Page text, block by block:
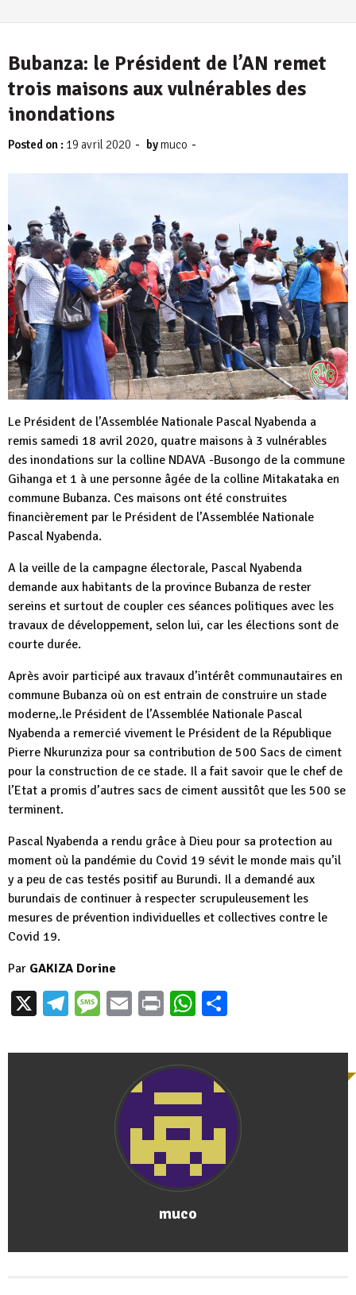
Bubanza: le Président de l’AN remet
trois maisons aux vulnérables des
inondations
Posted on : 19 avril 2020 - bymuco -
Le Président de l’Assemblée Nationale Pascal Nyabenda a
remis samedi 18 avril 2020, quatre maisons à 3 vulnérables
des inondations sur la colline NDAVA -Busongo de la commune
Gihanga et 1 à une personne âgée de la colline Mitakataka en
commune Bubanza. Ces maisons ont été construites
financièrement par le Président de l’Assemblée Nationale
Pascal Nyabenda.
A la veille de la campagne électorale, Pascal Nyabenda
demande aux habitants de la province Bubanza de rester
sereins et surtout de coupler ces séances politiques avec les
travaux de développement, selon lui, car les élections sont de
courte durée.
Après avoir participé aux travaux d’intérêt communautaires en
commune Bubanza où on est entrain de construire un stade
moderne,.le Président de l’Assemblée Nationale Pascal
Nyabenda a remercié vivement le Président de la République
Pierre Nkurunziza pour sa contribution de 500 Sacs de ciment
pour la construction de ce stade. Il a fait savoir que le chef de
l’Etat a promis d’autres sacs de ciment aussitôt que les 500 se
terminent.
Pascal Nyabenda a rendu grâce à Dieu pour sa protection au
moment où la pandémie du Covid 19 sévit le monde mais qu’il
y a peu de cas testés positif au Burundi. Il a demandé aux
burundais de continuer à respecter scrupuleusement les
mesures de prévention individuelles et collectives contre le
Covid 19.
Par GAKIZA Dorine
X Telegram
Message
EmailPrintWhatsApp
muco